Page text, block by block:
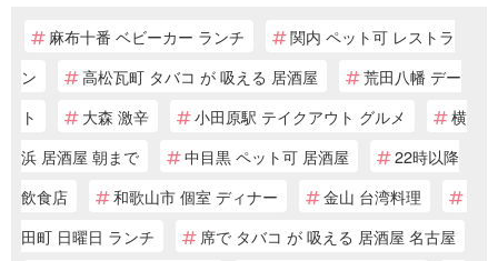
麻布十番 ベビーカー ランチ
関内 ペット可 レストラ
ン
高松瓦町 タバコ が 吸える 居酒屋
荒田八幡 デー
ト
大森 激辛 小田原駅 テイクアウト グルメ
横
浜 居酒屋 朝まで
中目黒 ペット可 居酒屋
22時以降
飲食店
和歌山市 個室 ディナー
金山 台湾料理
田町 日曜日 ランチ
席で タバコ が 吸える 居酒屋 名古屋